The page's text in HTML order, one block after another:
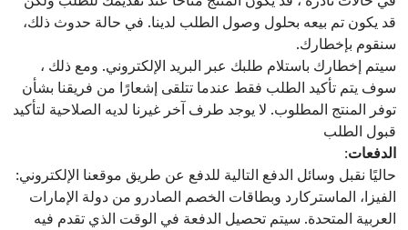
قد يكون تم بيعه بحلول وصول الطلب لدينا. في حالة حدوث ذلك،
سنقوم بإخطارك.
سيتم إخطارك باستلام طلبك عبر البريد الإلكتروني. ومع ذلك ،
سوف يتم تأكيد الطلب فقط عندما تتلقى إشعارًا من فريقنا بشأن
توفر المنتج المطلوب. لا يوجد طرف آخر غيرنا لديه الصلاحية لتأكيد
قبول الطلب
الدفعات:
حاليًا نقبل وسائل الدفع التالية للدفع عن طريق موقعنا الإلكتروني:
الفيزا، الماستركارد وبطاقات الخصم الصادرو من دولة الإمارات
العربية المتحدة. سيتم تحصيل الدفعة في الوقت الذي تقدم فيه